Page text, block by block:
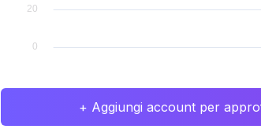
+ Aggiungi account per